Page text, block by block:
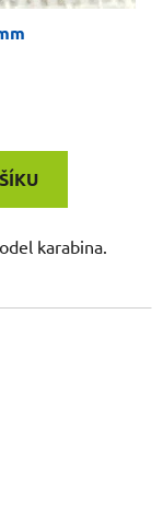
karabina.